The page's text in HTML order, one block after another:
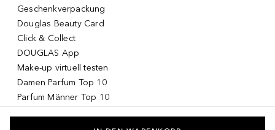
Geschenkverpackung
Douglas Beauty Card
Click & Collect
DOUGLAS App
Make-up virtuell testen
Damen Parfum Top 10
Parfum Männer Top 10
Koreanische Kosmetik